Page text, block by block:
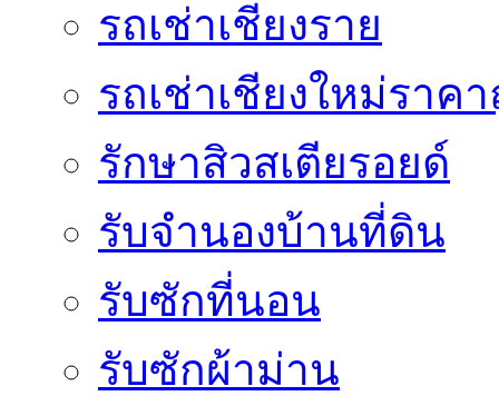
รถเช่าเชียงราย
รถเช่าเชียงใหม่ราค
รักษาสิวสเตียรอยด์
รับจำนองบ้านที่ดิน
รับซักที่นอน
รับซักผ้าม่าน